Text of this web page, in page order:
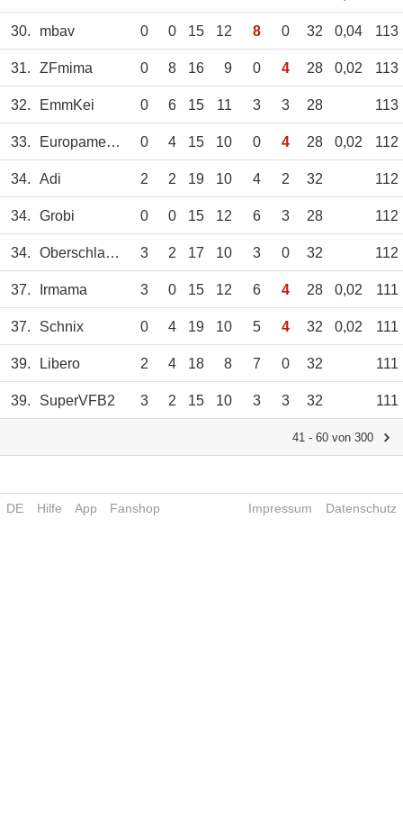
30. mbav 0 0 15 12 8 0 32 0,04 113
31. ZFmima 0 8 16 9 0 4 28 0,02 113
32. EmmKei 0 6 15 11 3 3 28 113
33. Europameisterin 0 4 15 10 0 4 28 0,02 112
34. Adi 2 2 19 10 4 2 32 112
34. Grobi 0 0 15 12 6 3 28 112
34. Oberschlawiner 3 2 17 10 3 0 32 112
37. Irmama 3 0 15 12 6 4 28 0,02 111
37. Schnix 0 4 19 10 5 4 32 0,02 111
39. Libero 2 4 18 8 7 0 32 111
39. SuperVFB2 3 2 15 10 3 3 32 111
41 - 60 von 300
DE Hilfe App Fanshop Impressum Datenschutz